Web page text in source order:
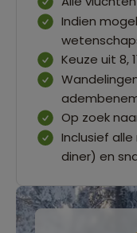
Indien
Keuze uit 8,
Op zoek
Inclusief
diner) en